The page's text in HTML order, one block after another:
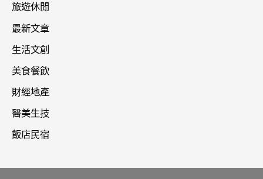
旅遊休閒
最新文章
生活文創
美食餐飲
財經地產
醫美生技
飯店民宿